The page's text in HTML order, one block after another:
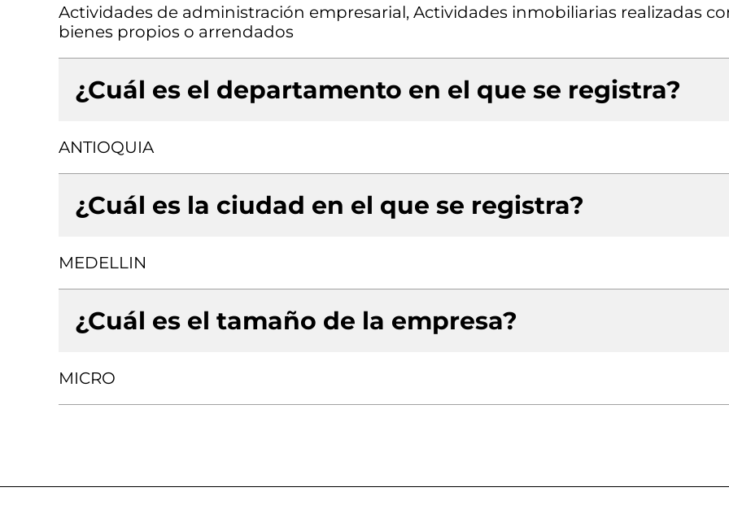
Actividades de administración empresarial, Actividades inmobiliarias realizadas
bienes propios o arrendados
¿Cuál es el departamento en el que se registra?
ANTIOQUIA
¿Cuál es la ciudad en el que se registra?
MEDELLIN
¿Cuál es el tamaño de la empresa?
MICRO